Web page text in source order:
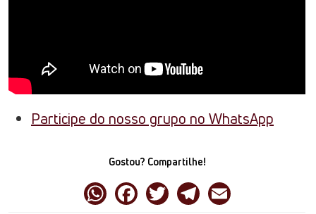
Participe do nosso grupo no WhatsApp
Gostou? Compartilhe!